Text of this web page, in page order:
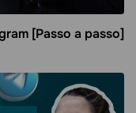
[Passo a passo]